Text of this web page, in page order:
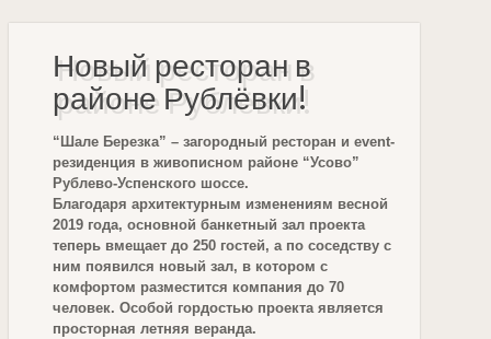
Новый ресторан в
районе Рублёвки!
“Шале Березка” – загородный ресторан и event-
резиденция в живописном районе “Усово”
Рублево-Успенского шоссе.
Благодаря архитектурным изменениям весной
2019 года, основной банкетный зал проекта
теперь вмещает до 250 гостей, а по соседству с
ним появился новый зал, в котором с
комфортом разместится компания до 70
человек. Особой гордостью проекта является
просторная летняя веранда.